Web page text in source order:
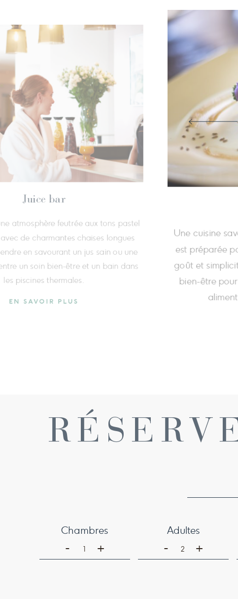
Bar Il Falconiere
Falconiere est aujourd'hui entièrement
un style inspiré par les couleurs et les
de l'architecture toscane. Les espaces
en salons par les portes-fenêtres qui
sur la terrasse panoramique.
EN SAVOIR PLUS
Au Juice
vous
pour vous
tisane
Chambres
- +
Adultes
2
- +